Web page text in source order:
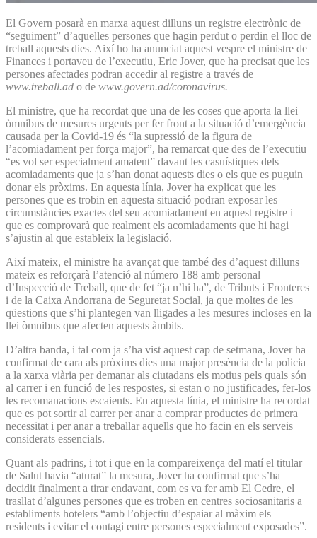
El Govern posarà en marxa aquest dilluns un registre electrònic de
“seguiment” d’aquelles persones que hagin perdut o perdin el lloc de
treball aquests dies. Així ho ha anunciat aquest vespre el ministre de
Finances i portaveu de l’executiu, Eric Jover, que ha precisat que les
persones afectades podran accedir al registre a través de
www.treball.ad o de www.govern.ad/coronavirus.
El ministre, que ha recordat que una de les coses que aporta la llei
òmnibus de mesures urgents per fer front a la situació d’emergència
causada per la Covid-19 és “la supressió de la figura de
l’acomiadament per força major”, ha remarcat que des de l’executiu
“es vol ser especialment amatent” davant les casuístiques dels
acomiadaments que ja s’han donat aquests dies o els que es puguin
donar els pròxims. En aquesta línia, Jover ha explicat que les
persones que es trobin en aquesta situació podran exposar les
circumstàncies exactes del seu acomiadament en aquest registre i
que es comprovarà que realment els acomiadaments que hi hagi
s’ajustin al que estableix la legislació.
Així mateix, el ministre ha avançat que també des d’aquest dilluns
mateix es reforçarà l’atenció al número 188 amb personal
d’Inspecció de Treball, que de fet “ja n’hi ha”, de Tributs i Fronteres
i de la Caixa Andorrana de Seguretat Social, ja que moltes de les
qüestions que s’hi plantegen van lligades a les mesures incloses en la
llei òmnibus que afecten aquests àmbits.
D’altra banda, i tal com ja s’ha vist aquest cap de setmana, Jover ha
confirmat de cara als pròxims dies una major presència de la policia
a la xarxa viària per demanar als ciutadans els motius pels quals són
al carrer i en funció de les respostes, si estan o no justificades, fer-los
les recomanacions escaients. En aquesta línia, el ministre ha recordat
que es pot sortir al carrer per anar a comprar productes de primera
necessitat i per anar a treballar aquells que ho facin en els serveis
considerats essencials.
Quant als padrins, i tot i que en la compareixença del matí el titular
de Salut havia “aturat” la mesura, Jover ha confirmat que s’ha
decidit finalment a tirar endavant, com es va fer amb El Cedre, el
trasllat d’algunes persones que es troben en centres sociosanitaris a
establiments hotelers “amb l’objectiu d’espaiar al màxim els
residents i evitar el contagi entre persones especialment exposades”.